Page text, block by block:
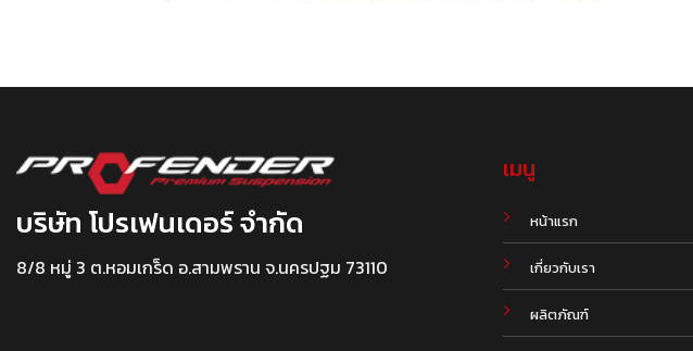
บริษัท โปรเฟนเดอร์ จำกัด
8/8 หมู่ 3 ต.หอมเกร็ด อ.สามพราน จ.นครปฐม 73110
เมนู
หน้าแรก
เกี่ยวกับเรา
ผลิตภัณฑ์